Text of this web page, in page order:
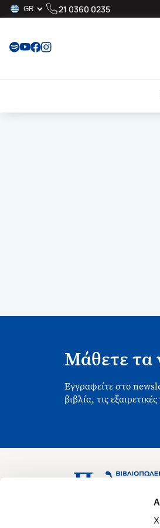
21 0360 0235
Μάθετε τα
Εγγραφείτε στο
βιβλία, τις
Ασκληπιού 1-3, Αθήνα 106